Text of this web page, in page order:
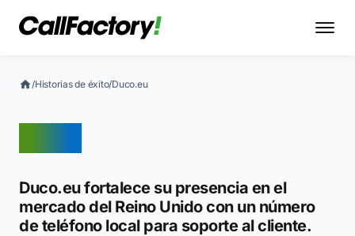
/Historias de éxito/Duco.eu
Duco.eu fortalece su presencia en el
mercado del Reino Unido con un número
de teléfono local para soporte al cliente.